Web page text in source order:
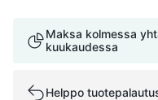
Maksa kolmessa
kuukaudessa
Helppo